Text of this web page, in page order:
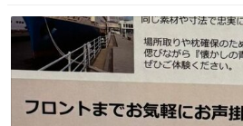
ト
数
数